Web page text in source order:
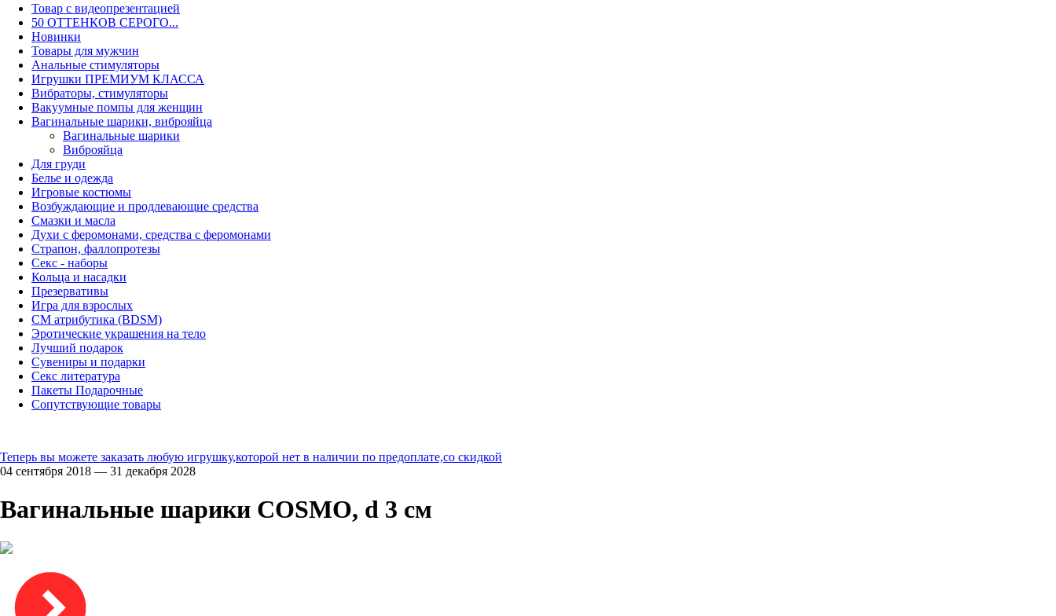
Товар с видеопрезентацией
50 ОТТЕНКОВ СЕРОГО...
Новинки
Товары для мужчин
Анальные стимуляторы
Игрушки ПРЕМИУМ КЛАССА
Вибраторы, стимуляторы
Вакуумные помпы для женщин
Вагинальные шарики, виброяйца
Вагинальные шарики
Виброяйца
Для груди
Белье и одежда
Игровые костюмы
Возбуждающие и продлевающие средства
Смазки и масла
Духи с феромонами, средства с феромонами
Страпон, фаллопротезы
Секс - наборы
Кольца и насадки
Презервативы
Игра для взрослых
СМ атрибутика (BDSM)
Эротические украшения на тело
Лучший подарок
Сувениры и подарки
Секс литература
Пакеты Подарочные
Сопутствующие товары
Теперь вы можете заказать любую игрушку,которой нет в наличии по предоплате,со скидкой
04 сентября 2018 — 31 декабря 2028
Вагинальные шарики COSMO, d 3 см